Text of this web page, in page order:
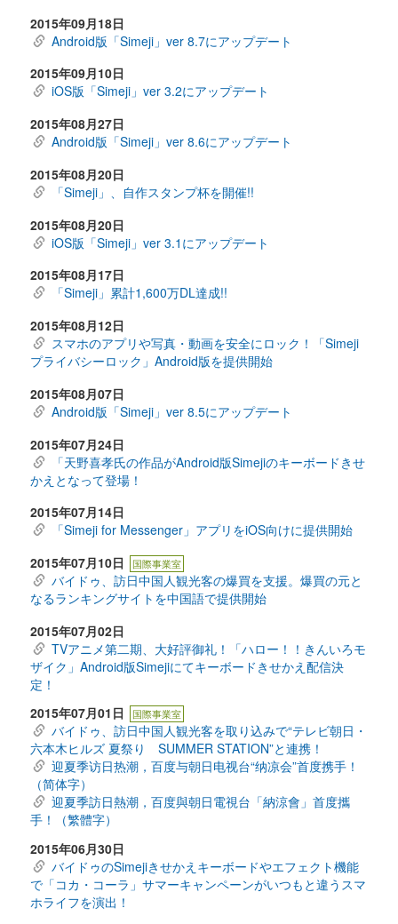
2015年09月18日
Android版「Simeji」ver 8.7にアップデート
2015年09月10日
iOS版「Simeji」ver 3.2にアップデート
2015年08月27日
Android版「Simeji」ver 8.6にアップデート
2015年08月20日
「Simeji」、自作スタンプ杯を開催!!
2015年08月20日
iOS版「Simeji」ver 3.1にアップデート
2015年08月17日
「Simeji」累計1,600万DL達成!!
2015年08月12日
スマホのアプリや写真・動画を安全にロック！「Simeji
プライバシーロック」Android版を提供開始
2015年08月07日
Android版「Simeji」ver 8.5にアップデート
2015年07月24日
「天野喜孝氏の作品がAndroid版Simejiのキーボードきせ
かえとなって登場！
2015年07月14日
「Simeji for Messenger」アプリをiOS向けに提供開始
2015年07月10日
国際事業室
バイドゥ、訪日中国人観光客の爆買を支援。爆買の元と
なるランキングサイトを中国語で提供開始
2015年07月02日
TVアニメ第二期、大好評御礼！「ハロー！！きんいろモ
ザイク」Android版Simejiにてキーボードきせかえ配信決
定！
2015年07月01日
国際事業室
バイドゥ、訪日中国人観光客を取り込みで“テレビ朝日・
六本木ヒルズ 夏祭り SUMMER STATION”と連携！
迎夏季访日热潮，百度与朝日电视台“纳凉会”首度携手！
（简体字）
迎夏季訪日熱潮，百度與朝日電視台「納涼會」首度攜
手！（繁體字）
2015年06月30日
バイドゥのSimejiきせかえキーボードやエフェクト機能
で「コカ・コーラ」サマーキャンペーンがいつもと違うスマ
ホライフを演出！